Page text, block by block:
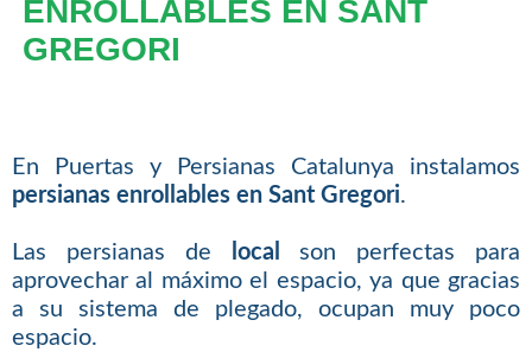
ENROLLABLES EN SANT
GREGORI
En Puertas y Persianas Catalunya instalamos
persianas enrollables en Sant Gregori.
Las persianas de local
son perfectas para
aprovechar al máximo el espacio, ya que gracias
a su sistema de plegado, ocupan muy poco
espacio.